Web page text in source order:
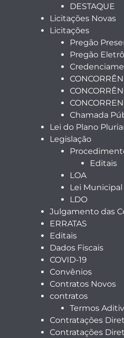
DESTAQUE
Licitações Novas
Licitações
Pregão
Pregão
Chamada
Lei do Plano
Legislação
Editais
LOA
Lei Municipal
LDO
Julgamento das
ERRATAS
Editais
Dados Fiscais
COVID-19
Convênios
Contratos Novos
contratos
Termos
Contratações
Contratações